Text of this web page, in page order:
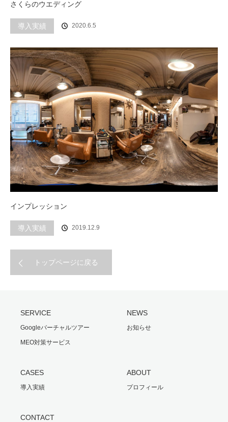
さくらのウエディング
導入実績 2020.6.5
インプレッション
導入実績 2019.12.9
トップページに戻る
SERVICE
Googleバーチャルツアー
MEO対策サービス
NEWS
お知らせ
CASES
導入実績
ABOUT
プロフィール
CONTACT